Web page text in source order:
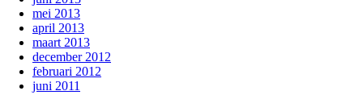
mei 2013
april 2013
maart 2013
december 2012
februari 2012
juni 2011